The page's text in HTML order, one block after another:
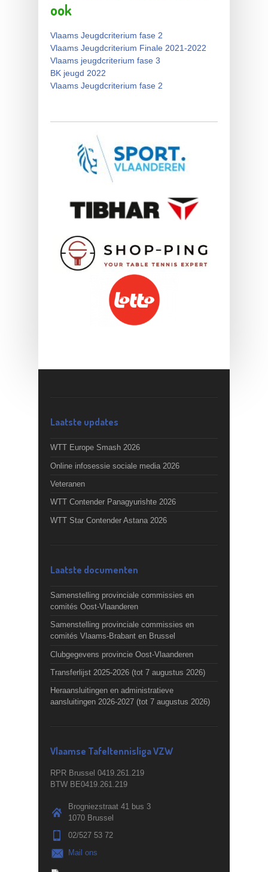
ook
Vlaams Jeugdcriterium fase 2
Vlaams Jeugdcriterium Finale 2021-2022
Vlaams jeugdcriterium fase 3
BK jeugd 2022
Vlaams Jeugdcriterium fase 2
Laatste updates
WTT Europe Smash 2026
Online infosessie sociale media 2026
Veteranen
WTT Contender Panagyurishte 2026
WTT Star Contender Astana 2026
Laatste documenten
Samenstelling provinciale commissies en
comités Oost-Vlaanderen
Samenstelling provinciale commissies en
comités Vlaams-Brabant en Brussel
Clubgegevens provincie Oost-Vlaanderen
Transferlijst 2025-2026 (tot 7 augustus 2026)
Heraansluitingen en administratieve
aansluitingen 2026-2027 (tot 7 augustus 2026)
Vlaamse Tafeltennisliga VZW
RPR Brussel 0419.261.219
BTW BE0419.261.219
Brogniezstraat 41 bus 3
1070 Brussel
02/527 53 72
Mail ons